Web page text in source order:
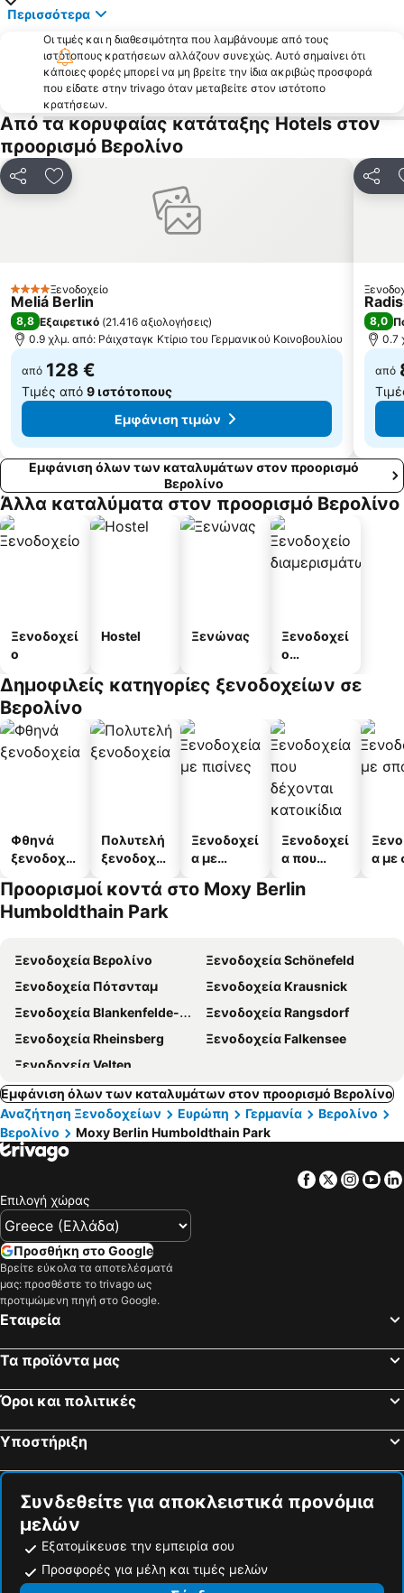
Artemis
WeihnachtsZauber Gendarmenmarkt
Fischerinsel
Tiergarten
Wintergarten Variety Theater
Ζωολογικός Κήπος του Βερολίνου
Nollendorfplatz Metro Station
Bülowstraße Metro Station
Fruit Logistica
Zehlendorf
Dutch Quarter
Seestraße Metro Station
Περισσότερα
Οι τιμές και η διαθεσιμότητα που λαμβάνουμε από τους
ιστότοπους κρατήσεων αλλάζουν συνεχώς. Αυτό σημαίνει ότι
κάποιες φορές μπορεί να μη βρείτε την ίδια ακριβώς προσφορά
που είδατε στην trivago όταν μεταβείτε στον ιστότοπο
κρατήσεων.
Από τα κορυφαίας κατάταξης Hotels στον
προορισμό Βερολίνο
ΚοινοποίησηΠροσθήκη στα αγαπημένα
4 ΑστέριαΞενοδοχείο
Meliá Berlin
8,8 Εξαιρετικό (21.416 αξιολογήσεις)
0.9 χλμ. από: Ράιχσταγκ Κτίριο του Γερμανικού Κοινοβουλίου
από 128 €
Τιμές από 9 ιστότοπους
Εμφάνιση τιμών
8,0
0.7
από
Εμφάνιση όλων των καταλυμάτων στον προορισμό
Βερολίνο
Άλλα καταλύματα στον προορισμό Βερολίνο
Ξενοδοχεί
ο
Hostel Ξενώνας
Ξενοδοχεί
ο
άτων
Δημοφιλείς κατηγορίες ξενοδοχείων σε
Βερολίνο
Φθηνά
ξενοδοχεί
Πολυτελή
ξενοδοχεί
Ξενοδοχεί
α με
Ξενοδοχεί
α που
κατοικίδι
α με
Προορισμοί κοντά στο Moxy Berlin
Humboldthain Park
Ξενοδοχεία Βερολίνο
Ξενοδοχεία Schönefeld
Ξενοδοχεία Πότσνταμ
Ξενοδοχεία Krausnick
Ξενοδοχεία Blankenfelde-Mahlow
Ξενοδοχεία Rangsdorf
Ξενοδοχεία Rheinsberg
Ξενοδοχεία Falkensee
Ξενοδοχεία Velten
Εμφάνιση όλων των καταλυμάτων στον προορισμό Βερολίνο
Αναζήτηση Ξενοδοχείων
Ευρώπη Γερμανία
Βερολίνο
Βερολίνο
Moxy Berlin Humboldthain Park
Facebook
Twitter
Επιλογή χώρας
Προσθήκη στο Google
Βρείτε εύκολα τα αποτελέσματά
μας: προσθέστε το trivago ως
προτιμώμενη πηγή στο Google.
Εταιρεία
Τα προϊόντα μας
Όροι και πολιτικές
Υποστήριξη
Συνδεθείτε για αποκλειστικά προνόμια
μελών
Εξατομίκευσε την εμπειρία σου
Προσφορές για μέλη και τιμές μελών